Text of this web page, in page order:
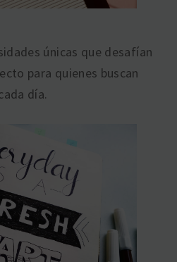
únicas que desafían
para quienes buscan
día.